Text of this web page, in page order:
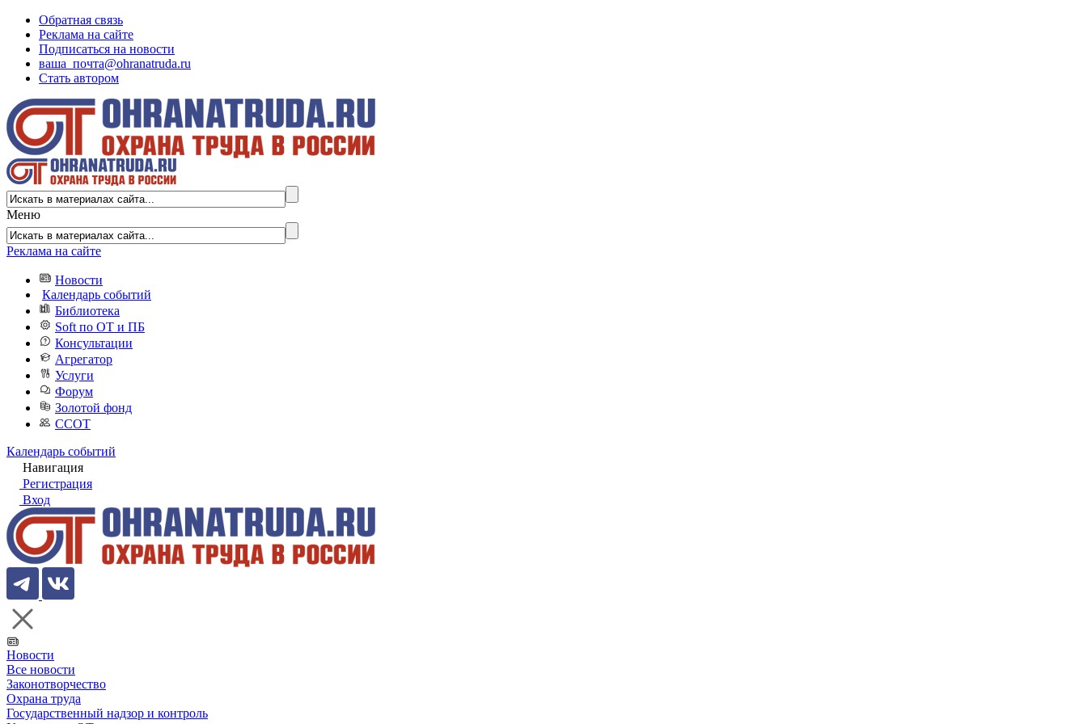
Обратная связь
Реклама на сайте
Подписаться на новости
ваша_почта@ohranatruda.ru
Стать автором
Меню
Реклама на сайте
Новости
Календарь событий
Библиотека
Soft по ОТ и ПБ
Консультации
Агрегатор
Услуги
Форум
Золотой фонд
ССОТ
Календарь событий
Навигация
Регистрация
Вход
Новости
Все новости
Законотворчество
Охрана труда
Государственный надзор и контроль